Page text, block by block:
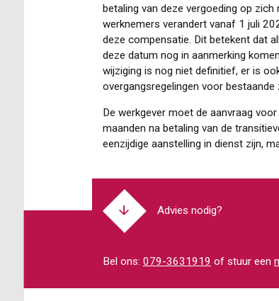
betaling van deze vergoeding op
werknemers verandert vanaf 1 juli
deze compensatie. Dit betekent dat
deze datum nog in aanmerking
wijziging is nog niet definitief, er is
overgangsregelingen voor bestaande
De werkgever moet de aanvraag
maanden na betaling van de
eenzijdige aanstelling in dienst zijn,
Advies nodig?
Bel ons: 079-3631919 of stuur een